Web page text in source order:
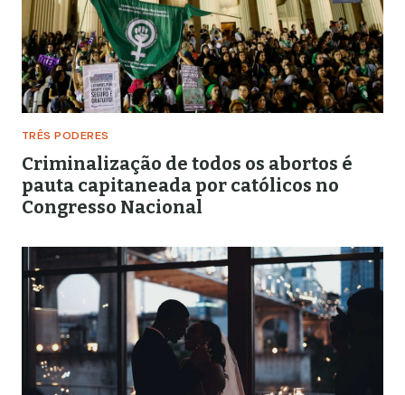
TRÊS PODERES
Criminalização de todos os abortos é
pauta capitaneada por católicos no
Congresso Nacional